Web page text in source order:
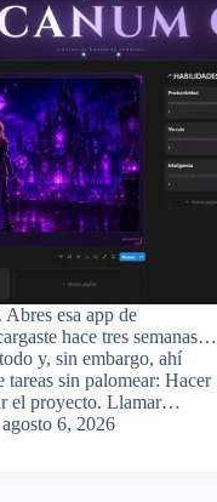
Abres esa app de
hace tres semanas…
y, sin embargo, ahí
tareas sin palomear: Hacer
el proyecto. Llamar…
agosto 6, 2026